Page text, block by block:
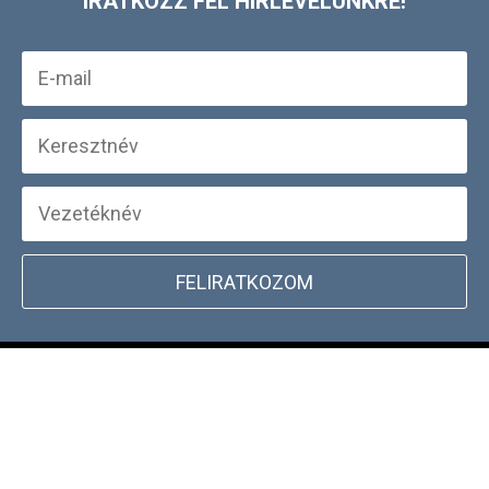
FELIRATKOZOM